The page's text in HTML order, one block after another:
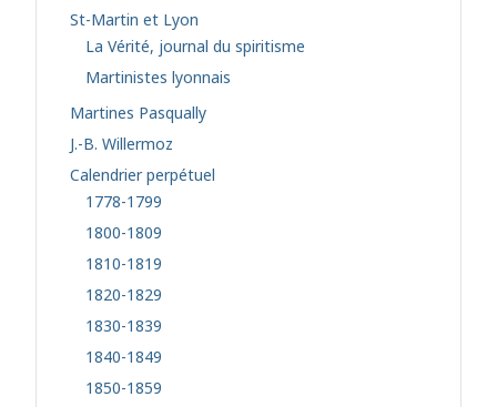
St-Martin et Lyon
La Vérité, journal du spiritisme
Martinistes lyonnais
Martines Pasqually
J.-B. Willermoz
Calendrier perpétuel
1778-1799
1800-1809
1810-1819
1820-1829
1830-1839
1840-1849
1850-1859